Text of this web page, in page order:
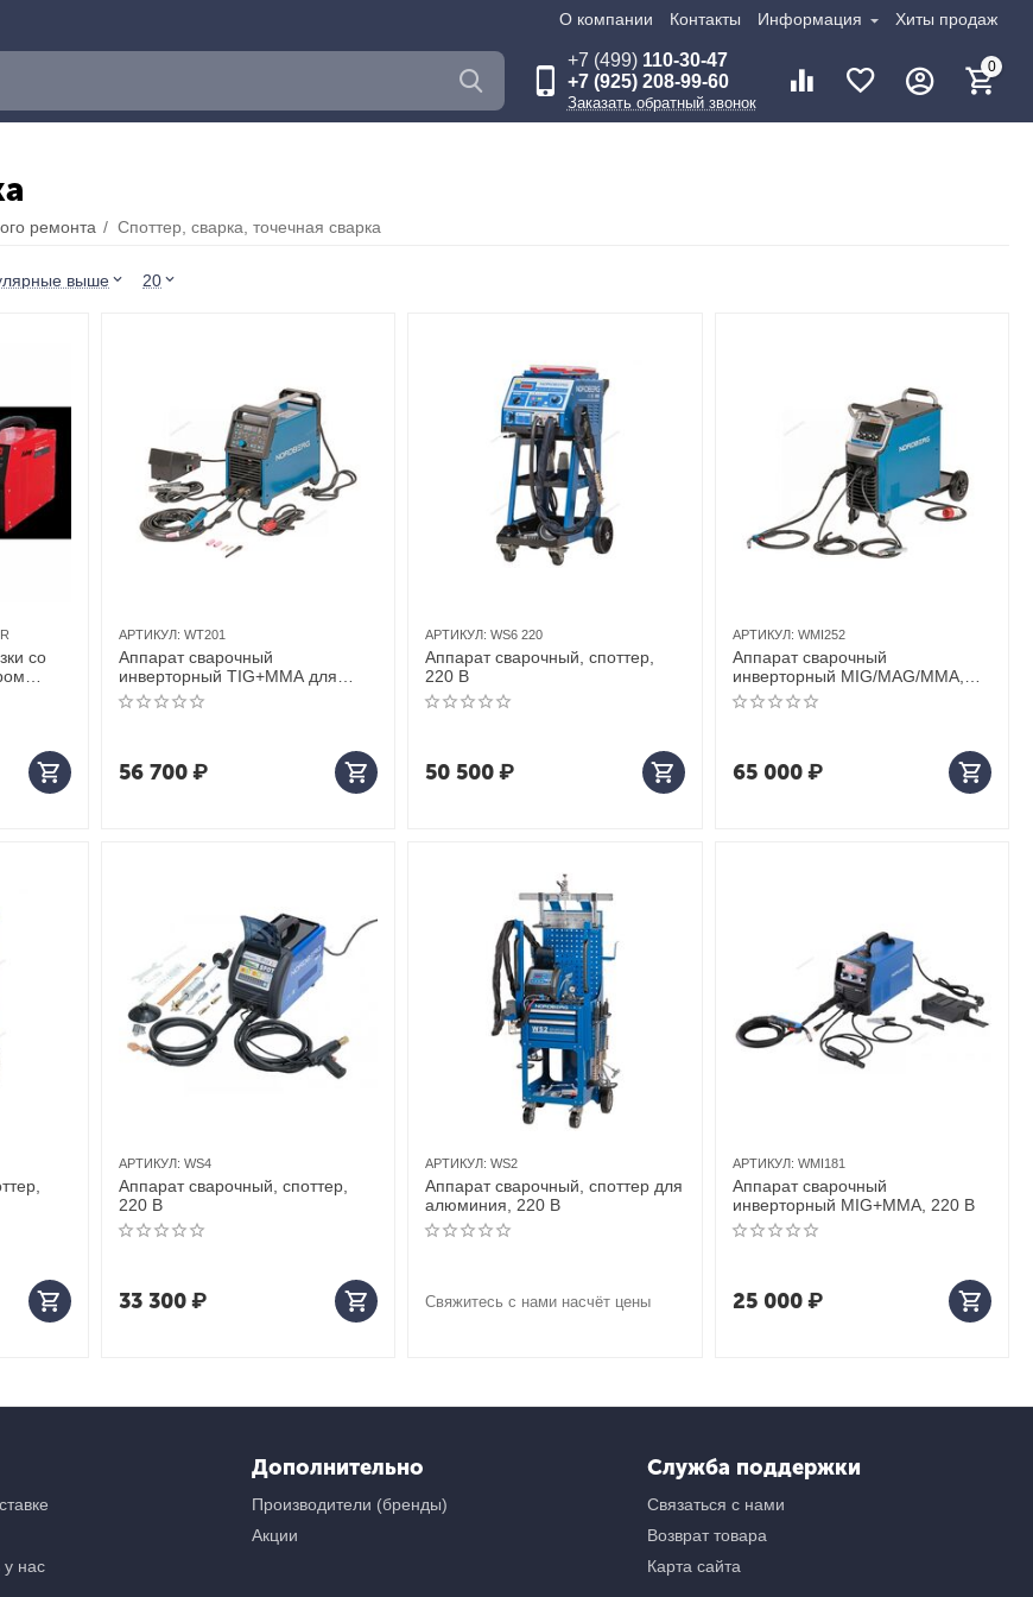
О компании Контакты Информация Хиты продаж
+7 (499)110-30-47
+7 (925) 208-99-60
Заказать обратный звонок
0
ремонта / Споттер, сварка, точечная сварка
выше 20
со
АРТИКУЛ: WT201
Аппарат сварочный
инверторный TIG+MMA для
алюминия и алюминиевых
сплавов, AC/DC, 220 В
56 700 ₽
АРТИКУЛ: WS6 220
Аппарат сварочный, споттер,
220 В
50 500₽
АРТИКУЛ: WMI252
Аппарат сварочный
инверторный MIG/MAG/MMA,
380 В
65 000 ₽
АРТИКУЛ: WS4
Аппарат сварочный, споттер,
220 В
33 300 ₽
АРТИКУЛ: WS2
Аппарат сварочный, споттер для
алюминия, 220 В
Свяжитесь с нами насчёт цены
АРТИКУЛ: WMI181
Аппарат сварочный
инверторный MIG+MMA, 220 В
25 000 ₽
у нас
Дополнительно
Производители (бренды)
Акции
Служба поддержки
Связаться с нами
Возврат товара
Карта сайта